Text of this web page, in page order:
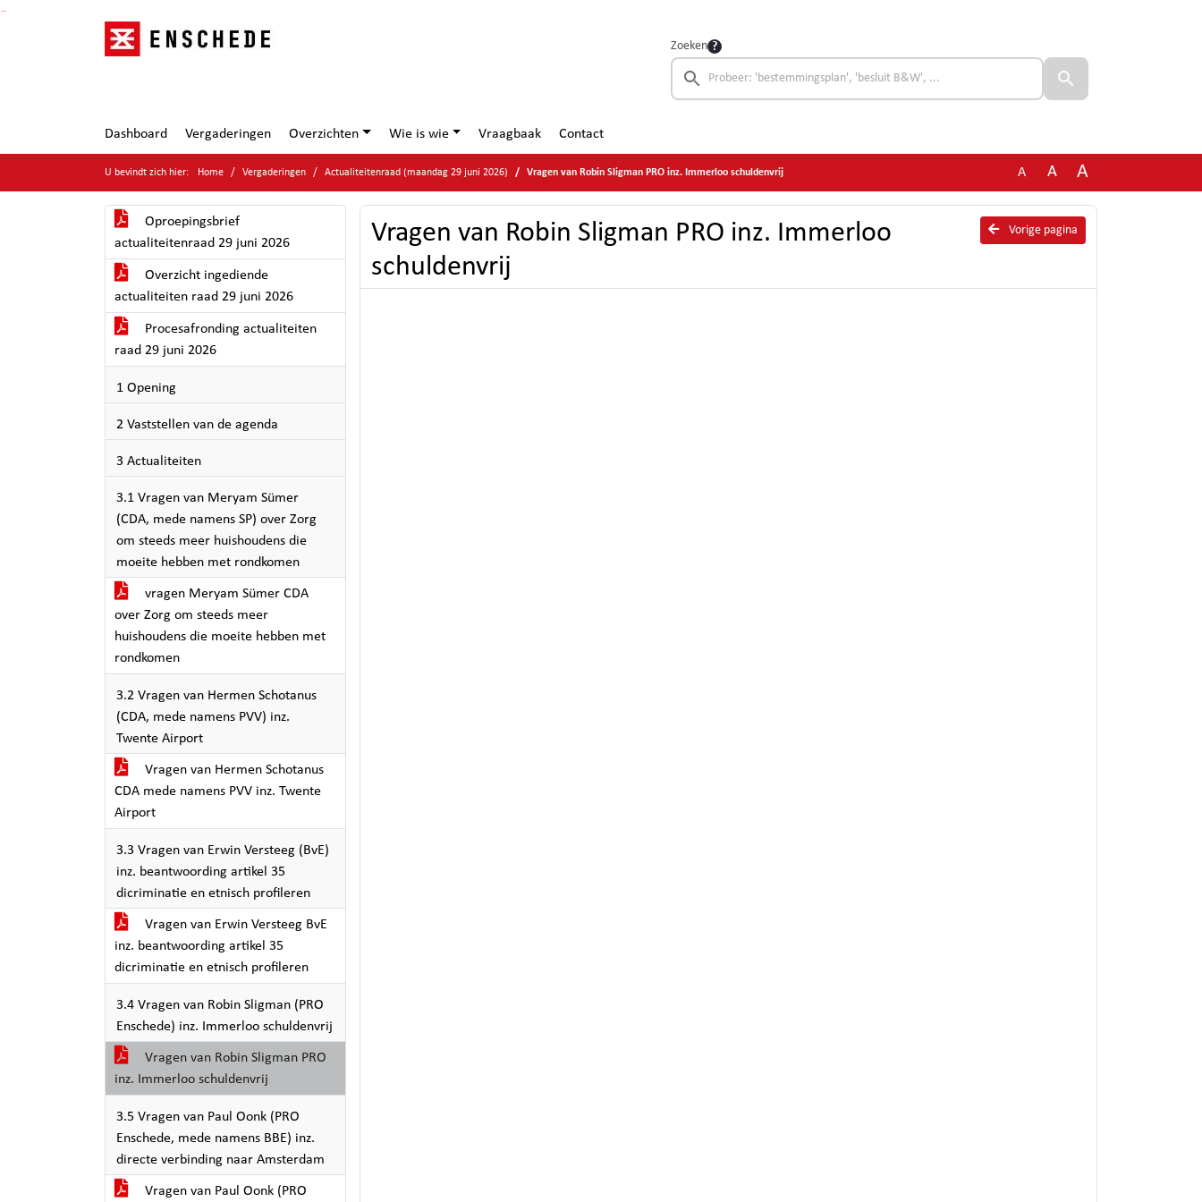
Ga naar de inhoud van deze pagina
Ga naar het zoeken
Ga naar het menu
Zoeken
Dashboard Vergaderingen Overzichten Wie is wie Vraagbaak Contact
U bevindt zich hier: Home Vergaderingen Actualiteitenraad (maandag 29 juni 2026) Vragen van Robin Sligman PRO inz. Immerloo schuldenvrij A A A
Oproepingsbrief
actualiteitenraad 29 juni 2026
Overzicht ingediende
actualiteiten raad 29 juni 2026
Procesafronding actualiteiten
raad 29 juni 2026
1 Opening
2 Vaststellen van de agenda
3 Actualiteiten
3.1 Vragen van Meryam Sümer
(CDA, mede namens SP) over Zorg
om steeds meer huishoudens die
moeite hebben met rondkomen
vragen Meryam Sümer CDA
over Zorg om steeds meer
huishoudens die moeite hebben met
rondkomen
3.2 Vragen van Hermen Schotanus
(CDA, mede namens PVV) inz.
Twente Airport
Vragen van Hermen Schotanus
CDA mede namens PVV inz. Twente
Airport
3.3 Vragen van Erwin Versteeg (BvE)
inz. beantwoording artikel 35
dicriminatie en etnisch profileren
Vragen van Erwin Versteeg BvE
inz. beantwoording artikel 35
dicriminatie en etnisch profileren
3.4 Vragen van Robin Sligman (PRO
Enschede) inz. Immerloo schuldenvrij
Vragen van Robin Sligman PRO
inz. Immerloo schuldenvrij
3.5 Vragen van Paul Oonk (PRO
Enschede, mede namens BBE) inz.
directe verbinding naar Amsterdam
Vragen van Paul Oonk (PRO
Vorige pagina
Vragen van Robin Sligman PRO inz. Immerloo
schuldenvrij